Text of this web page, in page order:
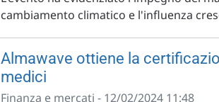
cambiamento climatico e l'influenza
Almawave ottiene la
medici
Finanza e mercati - 12/02/2024 11:48